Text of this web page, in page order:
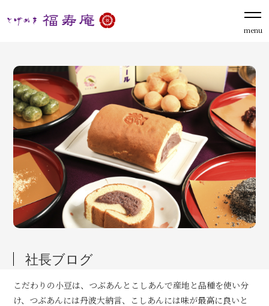
menu
社長ブログ
こだわりの小豆は、つぶあんとこしあんで産地と品種を使い分
け、つぶあんには丹波大納言、こしあんには味が最高に良いと